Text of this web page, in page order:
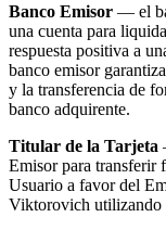
Banco Emisor — el
una cuenta para
respuesta positiva a
banco emisor
y la transferencia de
banco adquirente.
Titular de la Tarjeta
Emisor para transferir
Usuario a favor del
Viktorovich utilizando